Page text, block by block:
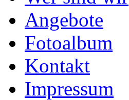
Angebote
Fotoalbum
Kontakt
Impressum